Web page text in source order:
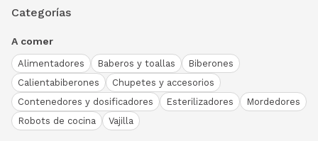
Categorías
A comer
Alimentadores Baberos y toallas
Biberones
Calientabiberones
Chupetes y accesorios
Contenedores y dosificadores
Esterilizadores
Mordedores
Robots de cocina
Vajilla